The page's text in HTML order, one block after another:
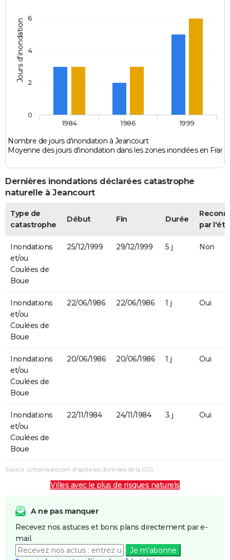
Jours d'inondation
Nombre de jours d'inondation à Jeancourt
Moyenne des jours d'inondation dans les zones inondées en
1984 1986 1999
0
2
4
6
Dernières inondations déclarées catastrophe
naturelle à Jeancourt
Type de
catastrophe
Début Fin Durée
par
Inondations
et/ou
Coulées de
Boue
25/12/1999 29/12/1999 5 j Non
Inondations
et/ou
Coulées de
Boue
22/06/1986 22/06/1986 1 j Oui
Inondations
et/ou
Coulées de
Boue
20/06/1986 20/06/1986 1 j Oui
Inondations
et/ou
Coulées de
Boue
22/11/1984 24/11/1984 3 j Oui
Source : Linternaute.com d'après les données de la CCR
Villes avec le plus de risques naturels
A ne pas manquer
Recevez nos astuces et bons plans directement par e-
mail.
Je m'abonne